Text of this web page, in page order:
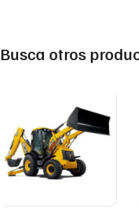
Busca otros